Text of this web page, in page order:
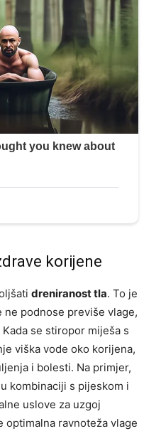
korijene
dreniranost tla. To je
ne podnose previše vlage,
se stiropor miješa s
viška vode oko korijena,
i bolesti. Na primjer,
kombinaciji s pijeskom i
uslove za uzgoj
optimalna ravnoteža vlage